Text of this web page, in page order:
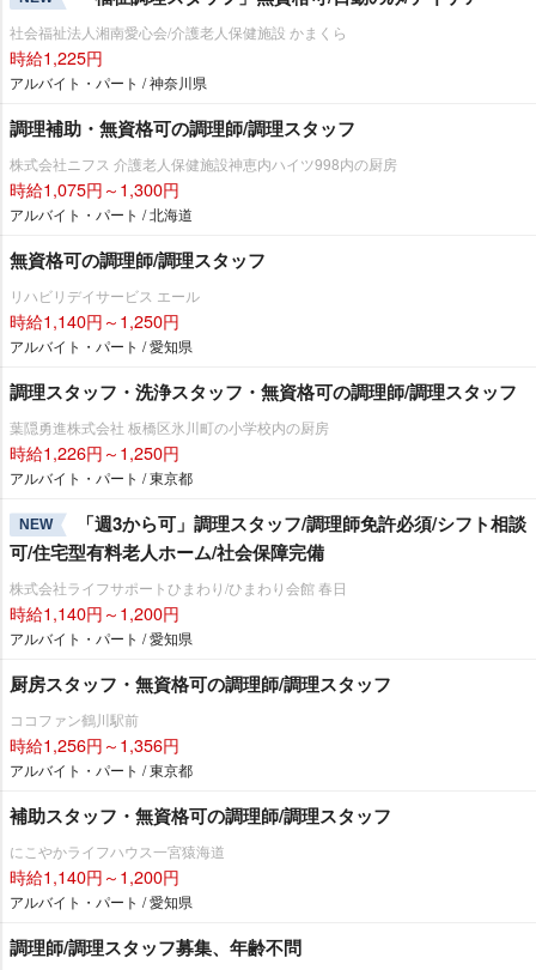
社会福祉法人湘南愛心会/介護老人保健施設 かまくら
時給1,225円
アルバイト・パート / 神奈川県
調理補助・無資格可の調理師/調理スタッフ
株式会社ニフス 介護老人保健施設神恵内ハイツ998内の厨房
時給1,075円～1,300円
アルバイト・パート / 北海道
無資格可の調理師/調理スタッフ
リハビリデイサービス エール
時給1,140円～1,250円
アルバイト・パート / 愛知県
調理スタッフ・洗浄スタッフ・無資格可の調理師/調理スタッフ
葉隠勇進株式会社 板橋区氷川町の小学校内の厨房
時給1,226円～1,250円
アルバイト・パート / 東京都
NEW
「週3から可」調理スタッフ/調理師免許必須/シフト相談
可/住宅型有料老人ホーム/社会保障完備
株式会社ライフサポートひまわり/ひまわり会館 春日
時給1,140円～1,200円
アルバイト・パート / 愛知県
厨房スタッフ・無資格可の調理師/調理スタッフ
ココファン鶴川駅前
時給1,256円～1,356円
アルバイト・パート / 東京都
補助スタッフ・無資格可の調理師/調理スタッフ
にこやかライフハウス一宮猿海道
時給1,140円～1,200円
アルバイト・パート / 愛知県
調理師/調理スタッフ募集、年齢不問